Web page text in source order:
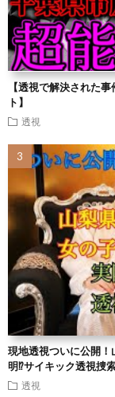
【透視で解決された
ト】
透視
現地透視ついに公開！
明⁉︎サイキック透視捜
透視